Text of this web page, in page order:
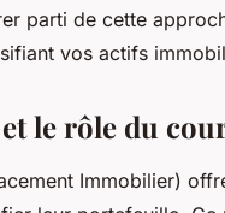
parti de cette
vos actifs
le rôle du
Immobilier)